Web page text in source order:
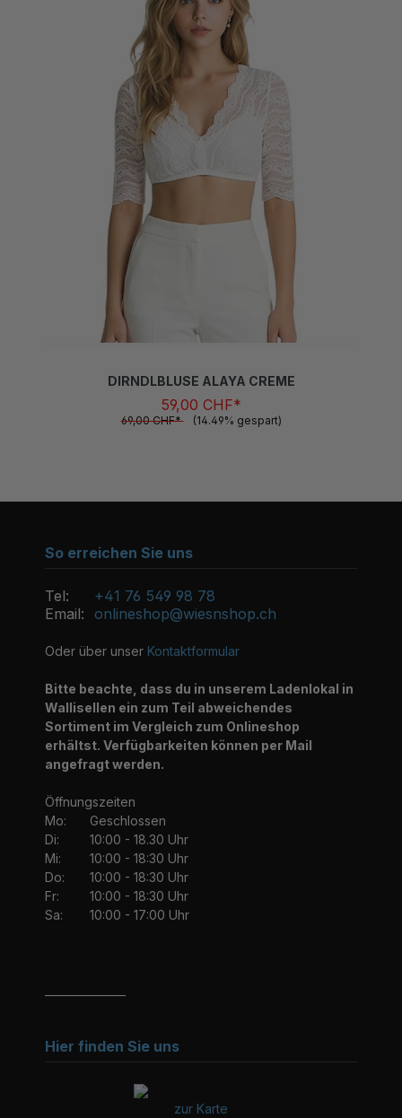
59,00 CHF*
69,00 CHF* (14.49% gespart)
So erreichen Sie uns
Tel:
+41 76 549 98 78
Email: onlineshop@wiesnshop.ch
Oder über unser Kontaktformular
Bitte beachte, dass du in unserem Ladenlokal in
Wallisellen ein zum Teil abweichendes
Sortiment im Vergleich zum Onlineshop
erhältst. Verfügbarkeiten können per Mail
angefragt werden.
Öffnungszeiten
Mo:
Geschlossen
Di:
10:00 - 18.30 Uhr
Mi:
10:00 - 18:30 Uhr
Do:
10:00 - 18:30 Uhr
Fr:
10:00 - 18:30 Uhr
Sa:
10:00 - 17:00 Uhr
Hier finden Sie uns
zur Karte